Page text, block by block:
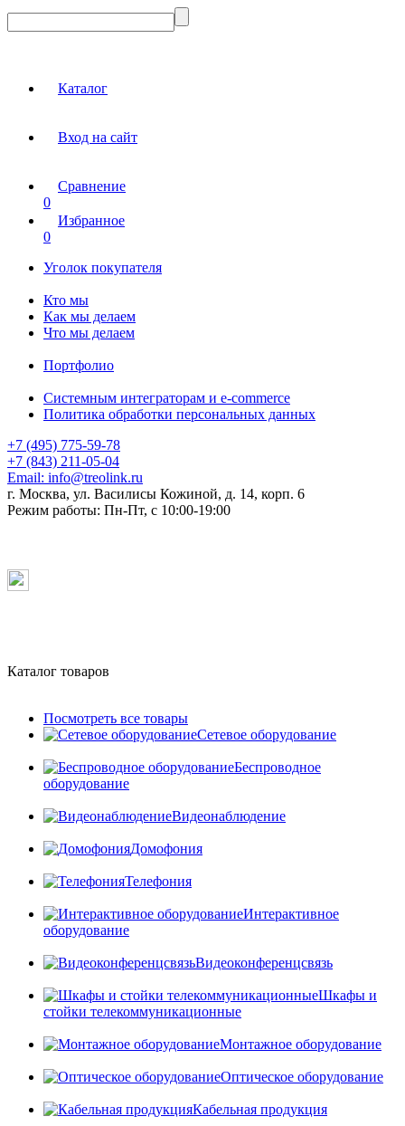
Каталог
Вход на сайт
Сравнение
0
Избранное
0
Уголок покупателя
Кто мы
Как мы делаем
Что мы делаем
Портфолио
Системным интеграторам и e-commerce
Политика обработки персональных данных
+7 (495) 775-59-78
+7 (843) 211-05-04
Email: info@treolink.ru
г. Москва, ул. Василисы Кожиной, д. 14, корп. 6
Режим работы: Пн-Пт, с 10:00-19:00
Каталог товаров
Посмотреть все товары
Сетевое оборудование
Беспроводное
оборудование
Видеонаблюдение
Домофония
Телефония
Интерактивное
оборудование
Видеоконференцсвязь
Шкафы и
стойки телекоммуникационные
Монтажное оборудование
Оптическое оборудование
Кабельная продукция